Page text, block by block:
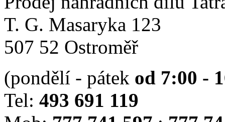
T. G. Masaryka 123
507 52 Ostroměř
(pondělí - pátek od 7:00 -
Tel: 493 691 119